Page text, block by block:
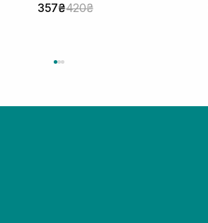
357₴420₴